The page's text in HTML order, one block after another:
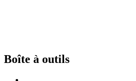
Boîte à outils